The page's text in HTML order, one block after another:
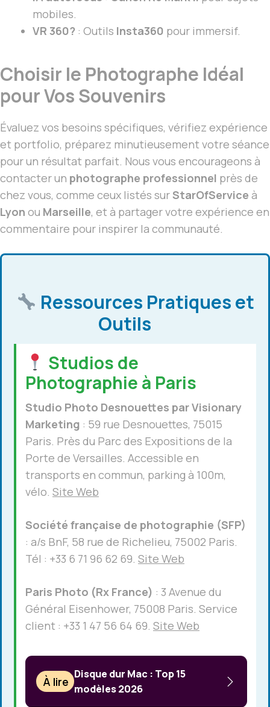
mobiles.
VR 360? : Outils Insta360 pour immersif.
Choisir le Photographe Idéal
pour Vos Souvenirs
Évaluez vos besoins spécifiques, vérifiez expérience
et portfolio, préparez minutieusement votre séance
pour un résultat parfait. Nous vous encourageons à
contacter un photographe professionnel près de
chez vous, comme ceux listés surStarOfService à
Lyon ou Marseille, et à partager votre expérience en
commentaire pour inspirer la communauté.
Ressources Pratiques et
Outils
Studios de
Photographie à Paris
Studio Photo Desnouettes par Visionary
Marketing : 59 rue Desnouettes, 75015
Paris. Près du Parc des Expositions de la
Porte de Versailles. Accessible en
transports en commun, parking à 100m,
vélo. Site Web
Société française de photographie (SFP)
: a/s BnF, 58 rue de Richelieu, 75002 Paris.
Tél : +33 6 71 96 62 69. Site Web
Paris Photo (Rx France) : 3 Avenue du
Général Eisenhower, 75008 Paris. Service
client : +33 1 47 56 64 69. Site Web
À lire
Disque dur Mac : Top 15
modèles 2026